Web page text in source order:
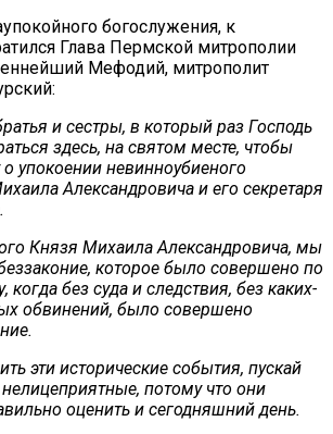
богослужения, к
Глава Пермской митрополии
Мефодий, митрополит
и сестры, в который раз Господь
здесь, на святом месте, чтобы
упокоении невинноубиеного
Александровича и его секретаря
Князя Михаила Александровича, мы
которое было совершено по
без суда и следствия, без каких-
обвинений, было совершено
эти исторические события, пускай
потому что они
оценить и сегодняшний день.